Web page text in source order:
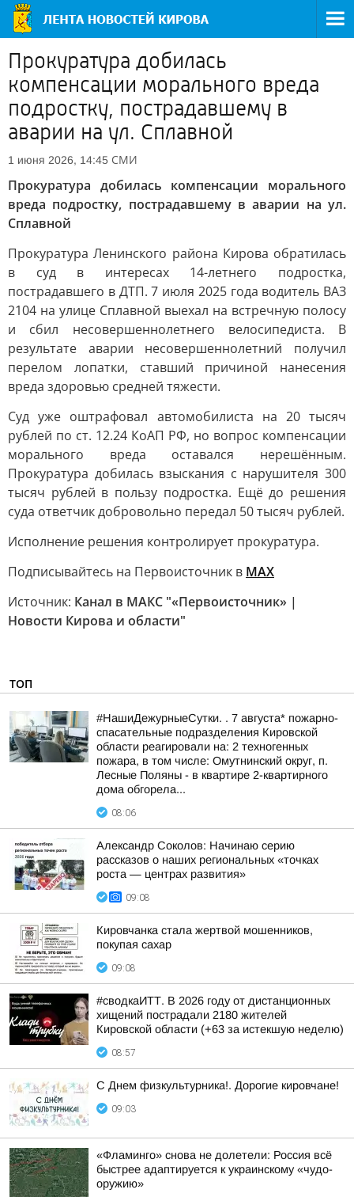
Прокуратура добилась
компенсации морального вреда
подростку, пострадавшему в
аварии на ул. Сплавной
1 июня 2026, 14:45 СМИ
Прокуратура добилась компенсации морального
вреда подростку, пострадавшему в аварии на ул.
Сплавной
Прокуратура Ленинского района Кирова обратилась
в суд в интересах 14-летнего подростка,
пострадавшего в ДТП. 7 июля 2025 года водитель ВАЗ
2104 на улице Сплавной выехал на встречную полосу
и сбил несовершеннолетнего велосипедиста. В
результате аварии несовершеннолетний получил
перелом лопатки, ставший причиной нанесения
вреда здоровью средней тяжести.
Суд уже оштрафовал автомобилиста на 20 тысяч
рублей по ст. 12.24 КоАП РФ, но вопрос компенсации
морального вреда оставался нерешённым.
Прокуратура добилась взыскания с нарушителя 300
тысяч рублей в пользу подростка. Ещё до решения
суда ответчик добровольно передал 50 тысяч рублей.
Исполнение решения контролирует прокуратура.
Подписывайтесь на Первоисточник в MAX
Источник: Канал в МАКС "«Первоисточник» |
Новости Кирова и области"
ТОП
#НашиДежурныеСутки. . 7 августа* пожарно-
спасательные подразделения Кировской
области реагировали на: 2 техногенных
пожара, в том числе: Омутнинский округ, п.
Лесные Поляны - в квартире 2-квартирного
дома обгорела...
08:06
Александр Соколов: Начинаю серию
рассказов о наших региональных «точках
роста — центрах развития»
09:08
Кировчанка стала жертвой мошенников,
покупая сахар
09:08
#сводкаИТТ. В 2026 году от дистанционных
хищений пострадали 2180 жителей
Кировской области (+63 за истекшую неделю)
08:57
С Днем физкультурника!. Дорогие кировчане!
09:03
«Фламинго» снова не долетели: Россия всё
быстрее адаптируется к украинскому «чудо-
оружию»